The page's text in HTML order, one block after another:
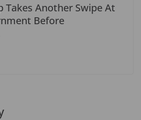
Takes Another Swipe At
Before